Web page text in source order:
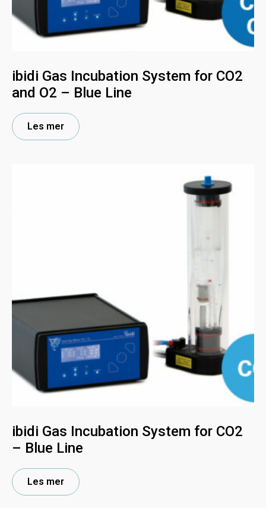
ibidi Gas Incubation System for CO2
and O2 – Blue Line
Les mer
ibidi Gas Incubation System for CO2
– Blue Line
Les mer